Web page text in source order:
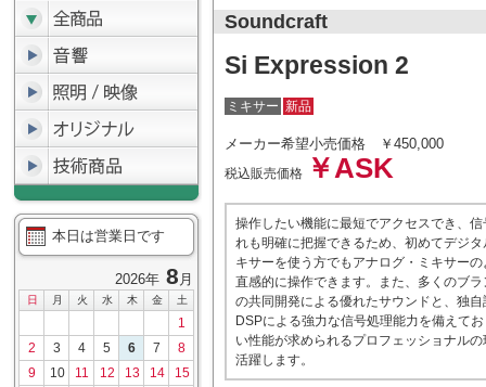
本日は営業日です
2026年 8 月
日 月 火 水 木 金 土
1
2
3 4 5 6 7
8
9
10 11 12 13 14
15
Soundcraft
Si Expression 2
ミキサー 新品
メーカー希望小売価格 ￥450,000
税込販売価格 ￥ASK
操作したい機能に最短でアクセスでき、信
れも明確に把握できるため、初めてデジタ
キサーを使う方でもアナログ・ミキサーの
直感的に操作できます。また、多くのブラ
の共同開発による優れたサウンドと、独自
DSPによる強力な信号処理能力を備えて
い性能が求められるプロフェッショナルの
活躍します。